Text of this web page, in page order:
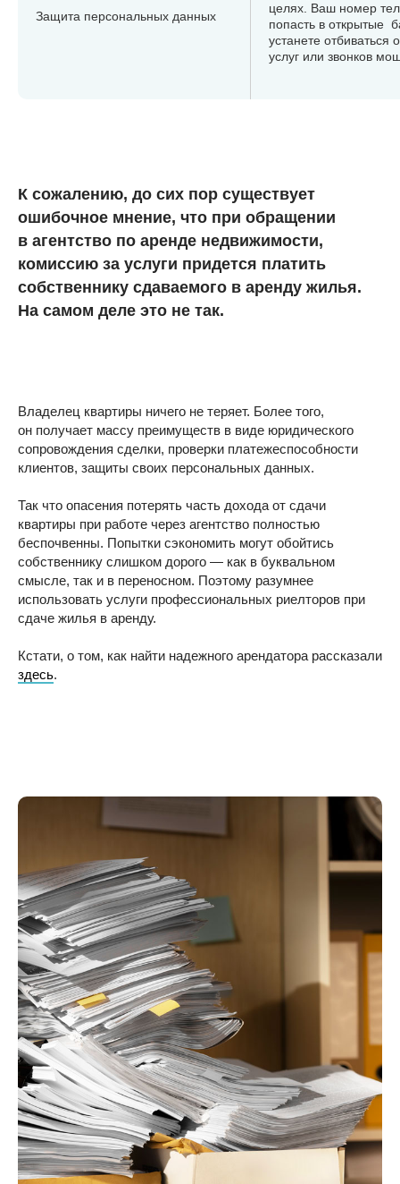
Защита персональных данных
целях. Ваш номер
попасть в открытые
устанете отбиваться
услуг или звонков
К сожалению, до сих пор существует
ошибочное мнение, что при обращении
в агентство по аренде недвижимости,
комиссию за услуги придется платить
собственнику сдаваемого в аренду жилья.
На самом деле это не так.
Владелец квартиры ничего не теряет. Более того,
он получает массу преимуществ в виде юридического
сопровождения сделки, проверки платежеспособности
клиентов, защиты своих персональных данных.
Так что опасения потерять часть дохода от сдачи
квартиры при работе через агентство полностью
беспочвенны. Попытки сэкономить могут обойтись
собственнику слишком дорого — как в буквальном
смысле, так и в переносном. Поэтому разумнее
использовать услуги профессиональных риелторов при
сдаче жилья в аренду.
Кстати, о том, как найти надежного арендатора рассказали
здесь.
и выгодно
Оставьте свои контактные
для обсуждения сделки и
бесплатной консультации
Ваше имя
Ваш телефон
+7
Я даю согласие на обработку персональных
данных в соответствиис политикой обработки
персональных данных
Сдать квартиру